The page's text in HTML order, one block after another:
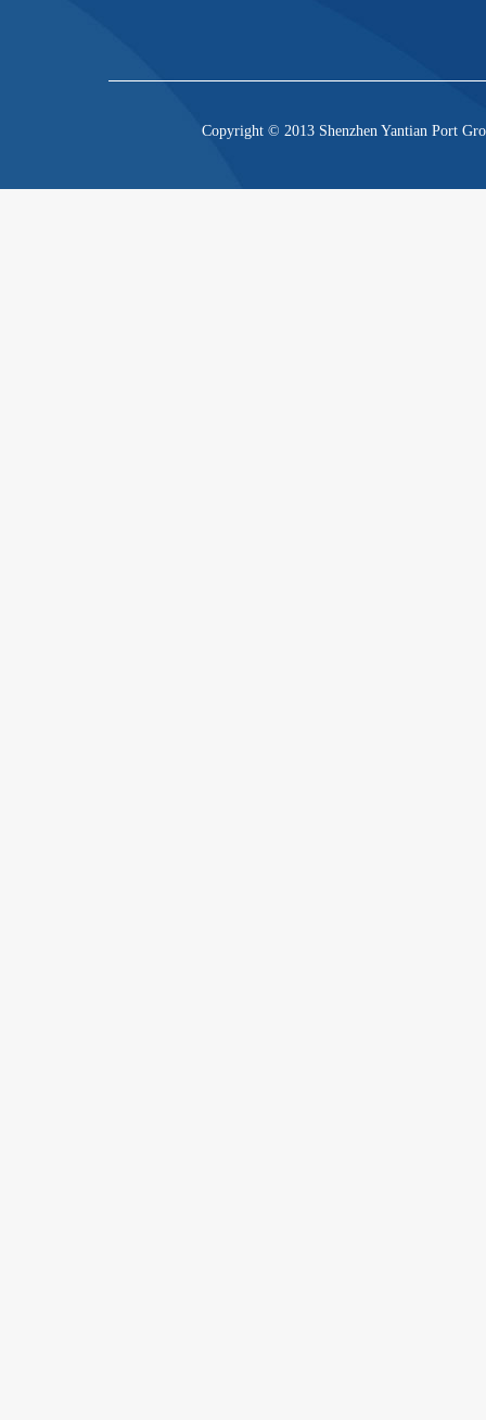
Copyright © 2013 Shenzhen Yantian Port